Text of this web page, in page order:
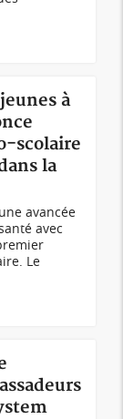
à
scolaire
la
avancée
avec
Le